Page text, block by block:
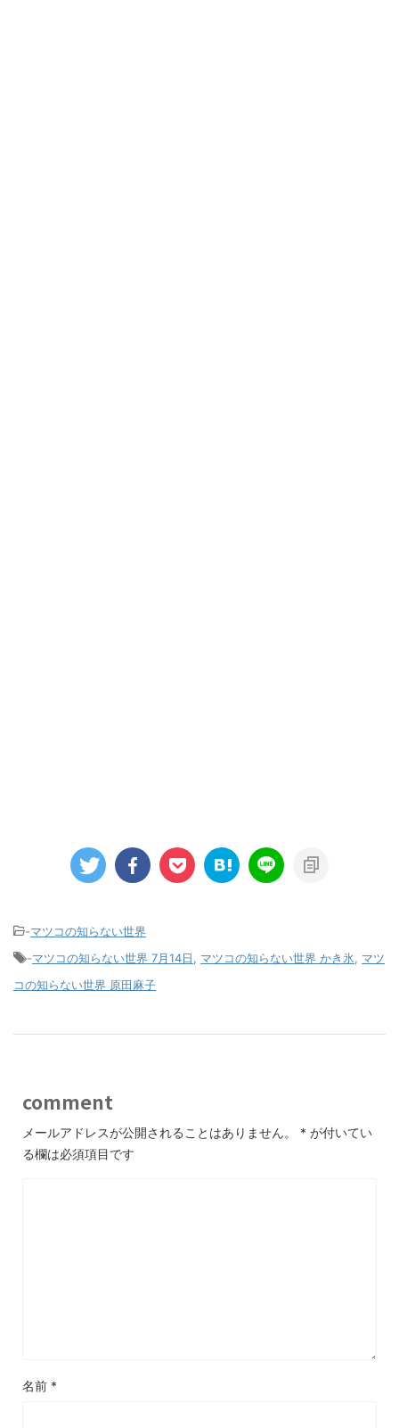
-マツコの知らない世界
-マツコの知らない世界 7月14日 マツコの知らない世界 かき氷
マツ
コの知らない世界 原田麻子
comment
メールアドレスが公開されることはありません。 * が付いてい
る欄は必須項目です
名前 *